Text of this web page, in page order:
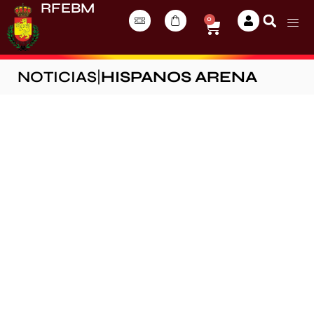
RFEBM
0
NOTICIAS HISPANOS ARENA